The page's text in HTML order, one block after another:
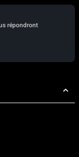
répondront